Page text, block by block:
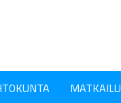
MATKAILU